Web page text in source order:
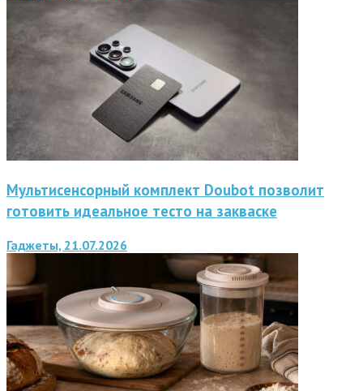
Мультисенсорный комплект Doubot позволит
готовить идеальное тесто на закваске
Гаджеты, 21.07.2026